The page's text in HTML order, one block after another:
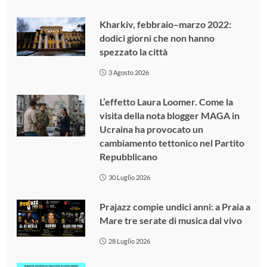
Kharkiv, febbraio–marzo 2022:
dodici giorni che non hanno
spezzato la città
3 Agosto 2026
L’effetto Laura Loomer. Come la
visita della nota blogger MAGA in
Ucraina ha provocato un
cambiamento tettonico nel Partito
Repubblicano
30 Luglio 2026
Prajazz compie undici anni: a Praia a
Mare tre serate di musica dal vivo
28 Luglio 2026